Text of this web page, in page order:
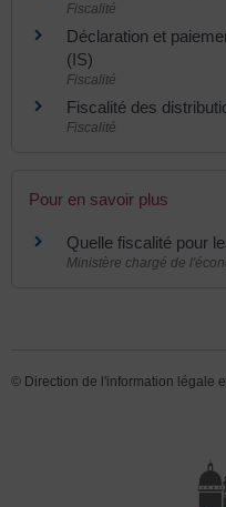
Fiscalité
Déclaration et
(IS)
Fiscalité
Fiscalité des
Fiscalité
Pour en savoir plus
Quelle fiscalité pour
Ministère chargé de
© Direction de l'information légale